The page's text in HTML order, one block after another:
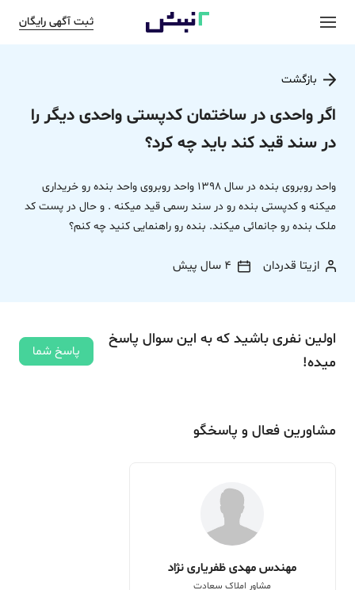
ثبت آگهی رایگان
بازگشت
اگر واحدی در ساختمان کدپستی واحدی دیگر را
در سند قید کند باید چه کرد؟
واحد روبروی بنده در سال 1398 واحد روبروی واحد بنده رو خریداری
میکنه و کدپستی بنده رو در سند رسمی قید میکنه . و حال در پست کد
ملک بنده رو جانمائی میکند. بنده رو راهنمایی کنید چه کنم؟
ازیتا قدردان 4 سال پیش
اولین نفری باشید که به این سوال پاسخ
میده!
پاسخ شما
مشاورین فعال و پاسخگو
مهندس مهدی ظفریاری نژاد
مشاور املاک سعادت